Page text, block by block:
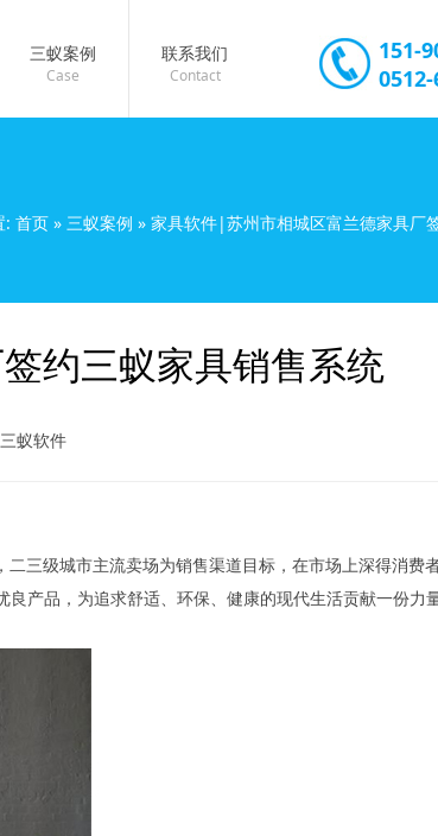
三蚁案例
Case
联系我们
Contact
151-
: 首页 » 三蚁案例 » 家具软件|苏州市相城区富兰德家具厂
约三蚁家具销售系统
蚁软件
三级城市主流卖场为销售渠道目标，在市场上深得消费
产品，为追求舒适、环保、健康的现代生活贡献一份力量